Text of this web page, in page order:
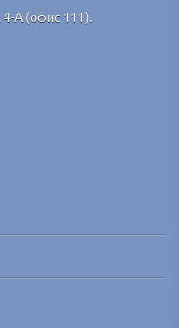
4-А (офис 111).